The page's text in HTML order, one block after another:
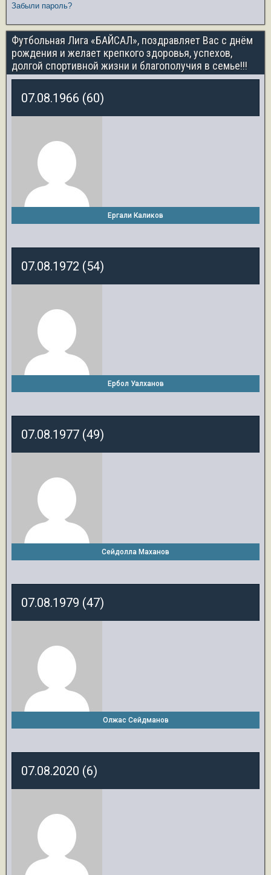
Забыли пароль?
Футбольная Лига «БАЙСАЛ», поздравляет Вас с днём
рождения и желает крепкого здоровья, успехов,
долгой спортивной жизни и благополучия в семье!!!
07.08.1966 (60)
Ергали Каликов
07.08.1972 (54)
Ербол Уалханов
07.08.1977 (49)
Сейдолла Маханов
07.08.1979 (47)
Олжас Сейдманов
07.08.2020 (6)